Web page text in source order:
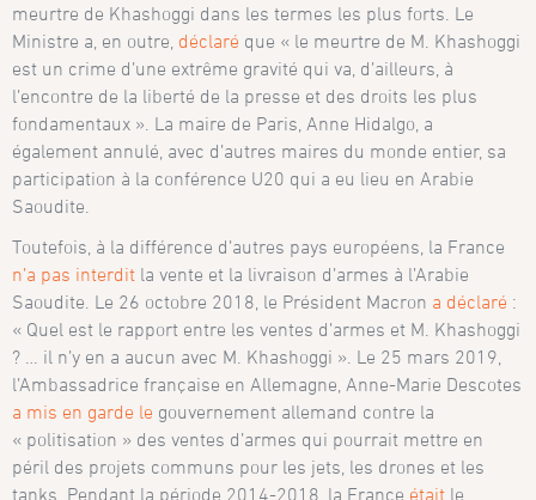
meurtre de Khashoggi dans les termes les plus forts. Le
Ministre a, en outre, déclaré que « le meurtre de M. Khashoggi
est un crime d’une extrême gravité qui va, d’ailleurs, à
l’encontre de la liberté de la presse et des droits les plus
fondamentaux ». La maire de Paris, Anne Hidalgo, a
également annulé, avec d’autres maires du monde entier, sa
participation à la conférence U20 qui a eu lieu en Arabie
Saoudite.
Toutefois, à la différence d’autres pays européens, la France
n’a pas interdit la vente et la livraison d’armes à l’Arabie
Saoudite. Le 26 octobre 2018, le Président Macron a déclaré :
« Quel est le rapport entre les ventes d’armes et M. Khashoggi
? … il n’y en a aucun avec M. Khashoggi ». Le 25 mars 2019,
l’Ambassadrice française en Allemagne, Anne-Marie Descotes
a mis en garde le gouvernement allemand contre la
« politisation » des ventes d’armes qui pourrait mettre en
péril des projets communs pour les jets, les drones et les
tanks. Pendant la période 2014-2018, la France était le